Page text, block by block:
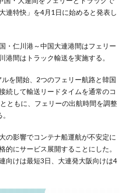
連特快」を4月1日に始めると発表し
・仁川港～中国大連港間はフェリー
港間はトラック輸送を実施する。
を開始、2つのフェリー航路と韓国
続して輸送リードタイムを通常のコ
ともに、フェリーの出航時間を調整
の影響でコンテナ船運航が不安定に
的にサービス展開することにした。
向けは最短3日、大連発大阪向けは4